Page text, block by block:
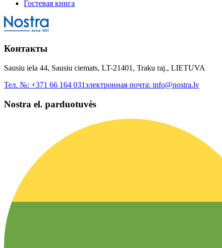
Гостевая книга
Контакты
Sausiu iela 44, Sausiu ciemats, LT-21401, Traku raj., LIETUVA
Тел. №: +371 66 164 031электронная почта: info@nostra.lv
Nostra el. parduotuvės